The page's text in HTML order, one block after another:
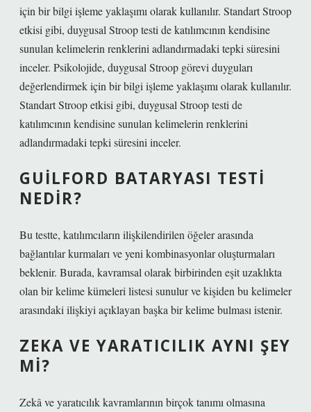
için bir bilgi işleme yaklaşımı olarak kullanılır. Standart Stroop
etkisi gibi, duygusal Stroop testi de katılımcının kendisine
sunulan kelimelerin renklerini adlandırmadaki tepki süresini
inceler. Psikolojide, duygusal Stroop görevi duyguları
değerlendirmek için bir bilgi işleme yaklaşımı olarak kullanılır.
Standart Stroop etkisi gibi, duygusal Stroop testi de
katılımcının kendisine sunulan kelimelerin renklerini
adlandırmadaki tepki süresini inceler.
GUILFORD BATARYASI TESTI
NEDIR?
Bu testte, katılımcıların ilişkilendirilen öğeler arasında
bağlantılar kurmaları ve yeni kombinasyonlar oluşturmaları
beklenir. Burada, kavramsal olarak birbirinden eşit uzaklıkta
olan bir kelime kümeleri listesi sunulur ve kişiden bu kelimeler
arasındaki ilişkiyi açıklayan başka bir kelime bulması istenir.
ZEKA VE YARATICILIK AYNI ŞEY
MI?
Zekâ ve yaratıcılık kavramlarının birçok tanımı olmasına